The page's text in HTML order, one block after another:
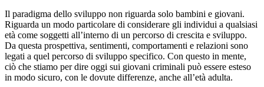
Il paradigma dello sviluppo non riguarda solo bambini e giovani.
Riguarda un modo particolare di considerare gli individui a qualsiasi
età come soggetti all’interno di un percorso di crescita e sviluppo.
Da questa prospettiva, sentimenti, comportamenti e relazioni sono
legati a quel percorso di sviluppo specifico. Con questo in mente,
ciò che stiamo per dire oggi sui giovani criminali può essere esteso
in modo sicuro, con le dovute differenze, anche all’età adulta.